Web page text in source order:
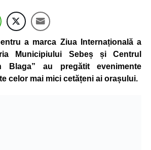
a marca Ziua Internațională a
Municipiului Sebeș și Centrul
Blaga” au pregătit evenimente
celor mai mici cetățeni ai orașului.